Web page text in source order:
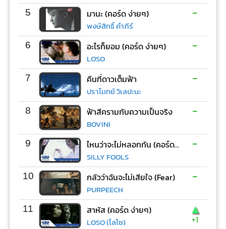
5 มานะ (คอร์ด ง่ายๆ)
พงษ์สิทธิ์ คำภีร์
-
6 อะไรก็ยอม (คอร์ด ง่ายๆ)
LOSO
-
7 คืนที่ดาวเต็มฟ้า
ปราโมทย์ วิเลปะนะ
-
8 ฟ้าสีครามกับความเป็นจริง
BOVINI
-
9 ไหนว่าจะไม่หลอกกัน (คอร์ด ง่ายๆ)
SILLY FOOLS
-
10 กลัวว่าฉันจะไม่เสียใจ (Fear)
PURPEECH
-
11 สาหัส (คอร์ด ง่ายๆ)
LOSO (โลโซ)
▲
+1